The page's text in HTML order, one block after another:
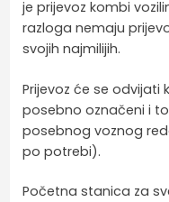
je prijevoz kombi
razloga nemaju
svojih najmilijih.
Prijevoz će se odvijati
posebno označeni i
posebnog voznog
po potrebi).
Početna stanica za